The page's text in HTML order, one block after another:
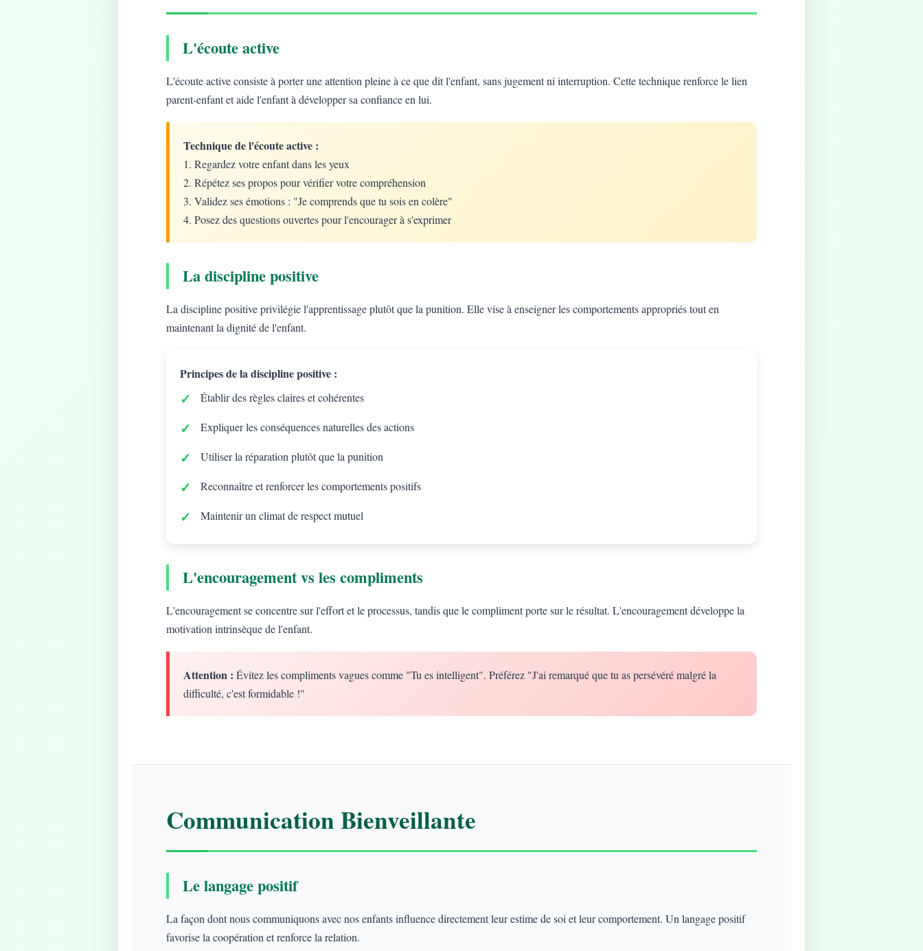
L'écoute active
L'écoute active consiste à porter une attention pleine à ce que dit l'enfant, sans jugement ni interruption. Cette technique renforce le lien
parent-enfant et aide l'enfant à développer sa confiance en lui.
Technique de l'écoute active :
1. Regardez votre enfant dans les yeux
2. Répétez ses propos pour vérifier votre compréhension
3. Validez ses émotions : "Je comprends que tu sois en colère"
4. Posez des questions ouvertes pour l'encourager à s'exprimer
La discipline positive
La discipline positive privilégie l'apprentissage plutôt que la punition. Elle vise à enseigner les comportements appropriés tout en
maintenant la dignité de l'enfant.
Principes de la discipline positive :
Établir des règles claires et cohérentes
Expliquer les conséquences naturelles des actions
Utiliser la réparation plutôt que la punition
Reconnaître et renforcer les comportements positifs
Maintenir un climat de respect mutuel
L'encouragement vs les compliments
L'encouragement se concentre sur l'effort et le processus, tandis que le compliment porte sur le résultat. L'encouragement développe la
motivation intrinsèque de l'enfant.
Attention : Évitez les compliments vagues comme "Tu es intelligent". Préférez "J'ai remarqué que tu as persévéré malgré la
difficulté, c'est formidable !"
Communication Bienveillante
Le langage positif
La façon dont nous communiquons avec nos enfants influence directement leur estime de soi et leur comportement. Un langage positif
favorise la coopération et renforce la relation.